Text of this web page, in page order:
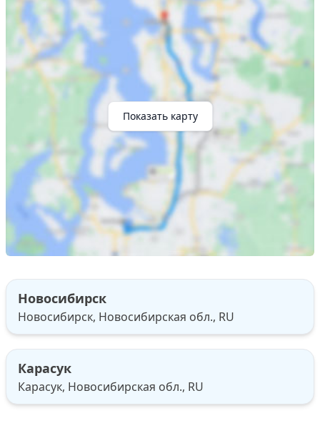
Показать карту
Новосибирск
Новосибирск, Новосибирская обл., RU
Карасук
Карасук, Новосибирская обл., RU